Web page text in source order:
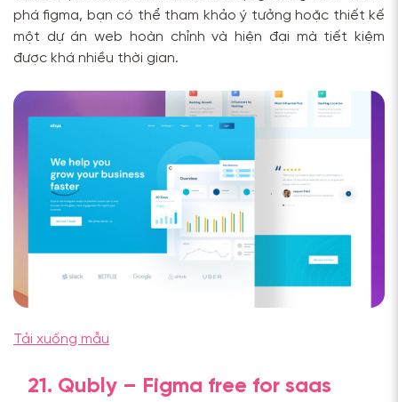
phá figma, bạn có thể tham khảo ý tưởng hoặc thiết kế
một dự án web hoàn chỉnh và hiện đại mà tiết kiệm
được khá nhiều thời gian.
Tải xuống mẫu
21. Qubly – Figma free for saas